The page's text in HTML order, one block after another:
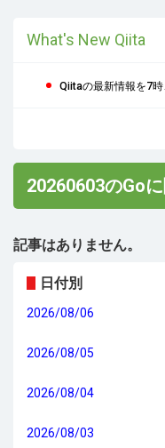
What's New Qiita
Qiitaの最新情報を7
20260603のGo
記事はありません。
日付別
2026/08/06
2026/08/05
2026/08/04
2026/08/03